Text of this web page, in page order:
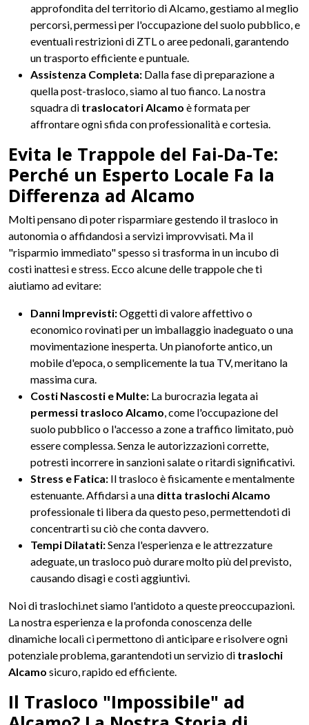
approfondita del territorio di Alcamo, gestiamo al meglio
percorsi, permessi per l'occupazione del suolo pubblico, e
eventuali restrizioni di ZTL o aree pedonali, garantendo
un trasporto efficiente e puntuale.
Assistenza Completa: Dalla fase di preparazione a
quella post-trasloco, siamo al tuo fianco. La nostra
squadra di traslocatori Alcamo è formata per
affrontare ogni sfida con professionalità e cortesia.
Evita le Trappole del Fai-Da-Te:
Perché un Esperto Locale Fa la
Differenza ad Alcamo
Molti pensano di poter risparmiare gestendo il trasloco in
autonomia o affidandosi a servizi improvvisati. Ma il
"risparmio immediato" spesso si trasforma in un incubo di
costi inattesi e stress. Ecco alcune delle trappole che ti
aiutiamo ad evitare:
Danni Imprevisti:Oggetti di valore affettivo o
economico rovinati per un imballaggio inadeguato o una
movimentazione inesperta. Un pianoforte antico, un
mobile d'epoca, o semplicemente la tua TV, meritano la
massima cura.
Costi Nascosti e Multe: La burocrazia legata ai
permessi trasloco Alcamo, come l'occupazione del
suolo pubblico o l'accesso a zone a traffico limitato, può
essere complessa. Senza le autorizzazioni corrette,
potresti incorrere in sanzioni salate o ritardi significativi.
Stress e Fatica: Il trasloco è fisicamente e mentalmente
estenuante. Affidarsi a una ditta traslochi Alcamo
professionale ti libera da questo peso, permettendoti di
concentrarti su ciò che conta davvero.
Tempi Dilatati:Senza l'esperienza e le attrezzature
adeguate, un trasloco può durare molto più del previsto,
causando disagi e costi aggiuntivi.
Noi di traslochi.net siamo l'antidoto a queste preoccupazioni.
La nostra esperienza e la profonda conoscenza delle
dinamiche locali ci permettono di anticipare e risolvere ogni
potenziale problema, garantendoti un servizio di traslochi
Alcamo sicuro, rapido ed efficiente.
Il Trasloco "Impossibile" ad